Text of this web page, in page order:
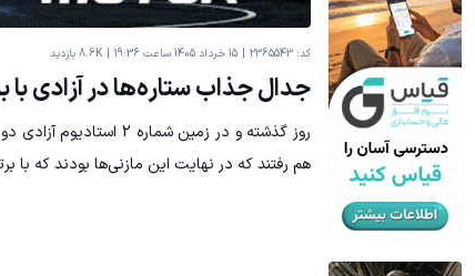
کد: 2365543 15 خرداد 1405 ساعت 19:36 8.6K بازدید
جدال جذاب ستاره‌ها در آزادی با
روز گذشته و در زمین
هم رفتند که در نهایت این مازنی‌ها بودند که با